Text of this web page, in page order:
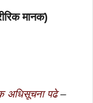
मानक)
अधिसूचना पढे–